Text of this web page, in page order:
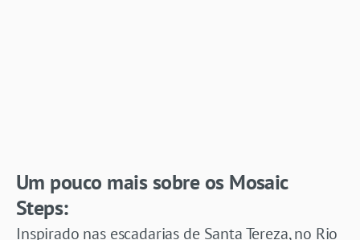
Um pouco mais sobre os Mosaic
Steps:
Inspirado nas escadarias de Santa Tereza, no Rio